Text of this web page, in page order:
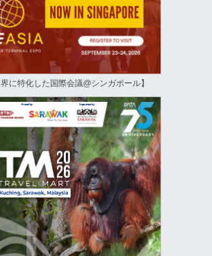
界に特化した国際会議@シンガポール】